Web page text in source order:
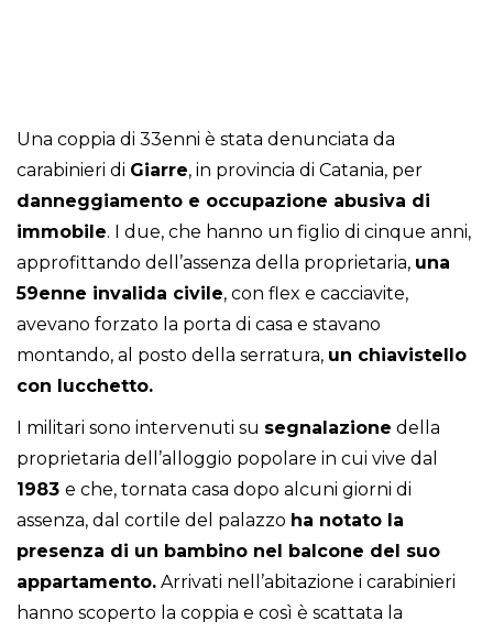
Una coppia di 33enni è stata denunciata da
carabinieri di Giarre, in provincia di Catania, per
danneggiamento e occupazione abusiva di
immobile. I due, che hanno un figlio di cinque anni,
approfittando dell’assenza della proprietaria, una
59enne invalida civile, con flex e cacciavite,
avevano forzato la porta di casa e stavano
montando, al posto della serratura, un chiavistello
con lucchetto.
I militari sono intervenuti su segnalazione della
proprietaria dell’alloggio popolare in cui vive dal
1983 e che, tornata casa dopo alcuni giorni di
assenza, dal cortile del palazzo ha notato la
presenza di un bambino nel balcone del suo
appartamento. Arrivati nell’abitazione i carabinieri
hanno scoperto la coppia e così è scattata la